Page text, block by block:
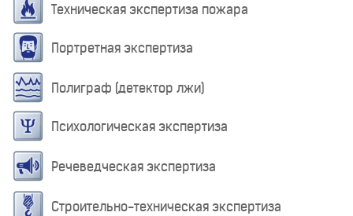
Техническая экспертиза пожара
Портретная экспертиза
Полиграф (детектор лжи)
Психологическая экспертиза
Речеведческая экспертиза
Строительно-техническая экспертиза